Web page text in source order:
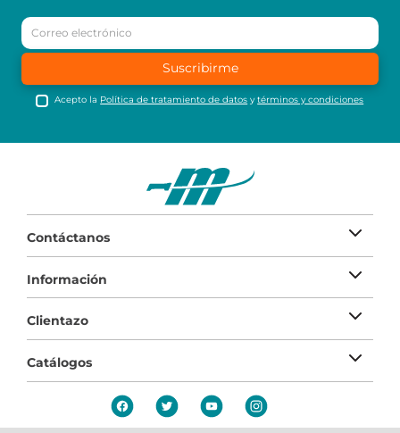
Suscribirme
Acepto la Política de tratamiento de datos ytérminos y condiciones
Contáctanos
Información
Clientazo
Catálogos